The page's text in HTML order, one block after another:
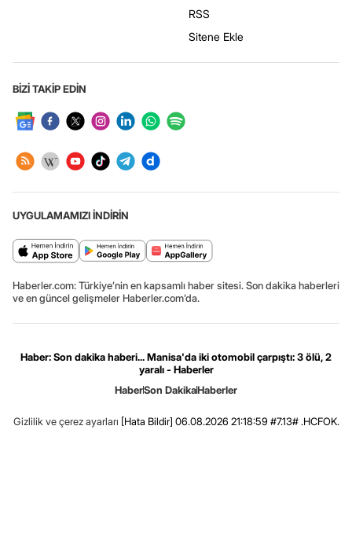
RSS
Sitene Ekle
BİZİ TAKİP EDİN
UYGULAMAMIZI İNDİRİN
Haberler.com: Türkiye’nin en kapsamlı haber sitesi. Son dakika haberleri
ve en güncel gelişmeler Haberler.com’da.
Haber: Son dakika haberi... Manisa'da iki otomobil çarpıştı: 3 ölü, 2
yaralı - Haberler
HaberSon DakikaHaberler
Gizlilik ve çerez ayarları [Hata Bildir] 06.08.2026 21:18:59 #7.13# .HCFOK.